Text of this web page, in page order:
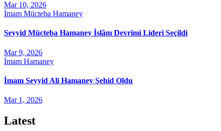
Mar 10, 2026
İmam Mücteba Hamaney
Seyyid Mücteba Hamaney İslâm Devrimi Lideri Seçildi
Mar 9, 2026
İmam Hamaney
İmam Seyyid Ali Hamaney Şehid Oldu
Mar 1, 2026
Latest